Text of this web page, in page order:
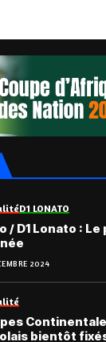
D1 LONATO
/ D1 Lonato :
2024
bientôt